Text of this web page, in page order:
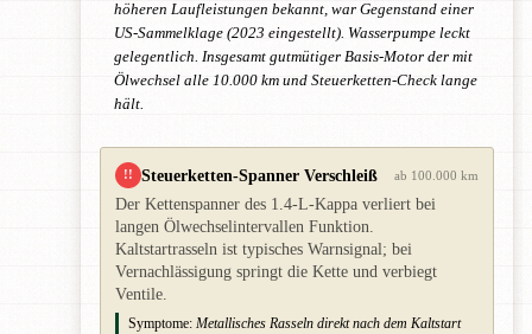
höheren Laufleistungen bekannt, war Gegenstand einer
US-Sammelklage (2023 eingestellt). Wasserpumpe leckt
gelegentlich. Insgesamt gutmütiger Basis-Motor der mit
Ölwechsel alle 10.000 km und Steuerketten-Check lange
hält.
!! Steuerketten-Spanner Verschleiß ab 100.000 km
Der Kettenspanner des 1.4-L-Kappa verliert bei
langen Ölwechselintervallen Funktion.
Kaltstartrasseln ist typisches Warnsignal; bei
Vernachlässigung springt die Kette und verbiegt
Ventile.
Symptome: Metallisches Rasseln direkt nach dem Kaltstart